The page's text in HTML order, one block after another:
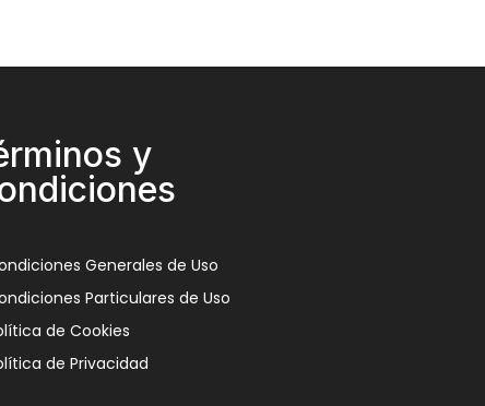
y
Generales de Uso
Particulares de Uso
de Cookies
de Privacidad